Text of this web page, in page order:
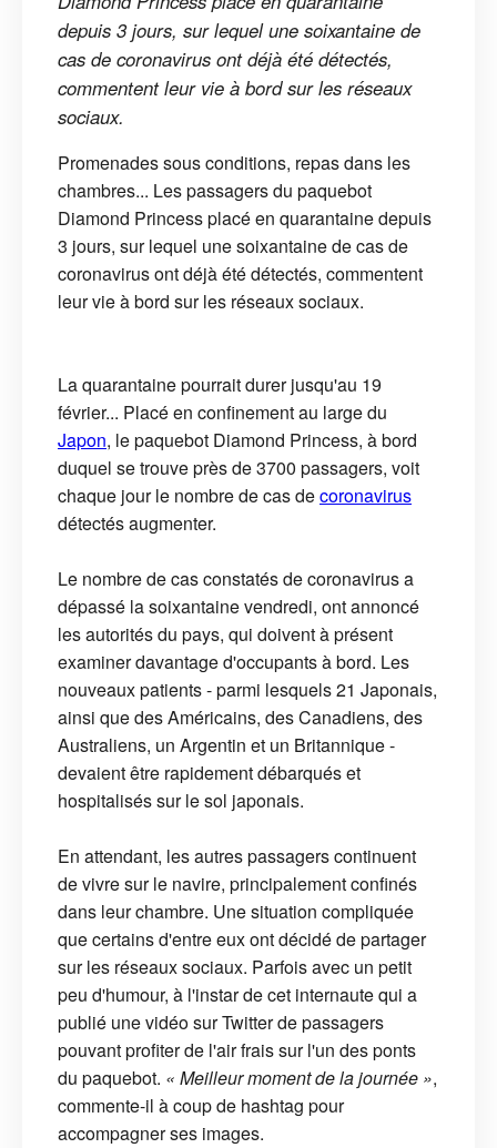
depuis 3 jours, sur lequel une soixantaine de
cas de coronavirus ont déjà été détectés,
commentent leur vie à bord sur les réseaux
sociaux.
Promenades sous conditions, repas dans les
chambres... Les passagers du paquebot
Diamond Princess placé en quarantaine depuis
3 jours, sur lequel une soixantaine de cas de
coronavirus ont déjà été détectés, commentent
leur vie à bord sur les réseaux sociaux.
La quarantaine pourrait durer jusqu'au 19
février... Placé en confinement au large du
Japon, le paquebot Diamond Princess, à bord
duquel se trouve près de 3700 passagers, voit
chaque jour le nombre de cas decoronavirus
détectés augmenter.
Le nombre de cas constatés de coronavirus a
dépassé la soixantaine vendredi, ont annoncé
les autorités du pays, qui doivent à présent
examiner davantage d'occupants à bord. Les
nouveaux patients - parmi lesquels 21 Japonais,
ainsi que des Américains, des Canadiens, des
Australiens, un Argentin et un Britannique -
devaient être rapidement débarqués et
hospitalisés sur le sol japonais.
En attendant, les autres passagers continuent
de vivre sur le navire, principalement confinés
dans leur chambre. Une situation compliquée
que certains d'entre eux ont décidé de partager
sur les réseaux sociaux. Parfois avec un petit
peu d'humour, à l'instar de cet internaute qui a
publié une vidéo sur Twitter de passagers
pouvant profiter de l'air frais sur l'un des ponts
du paquebot. « Meilleur moment de la journée »,
commente-il à coup de hashtag pour
accompagner ses images.